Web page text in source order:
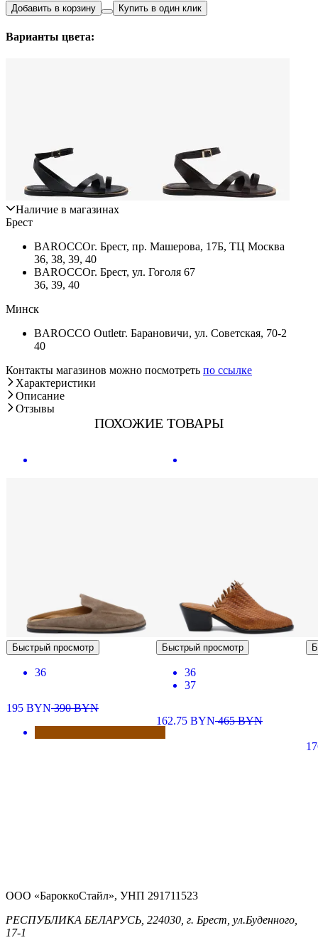
Добавить в корзину Купить в один клик
Варианты цвета:
Наличие в магазинах
Брест
BAROCCOг. Брест, пр. Машерова, 17Б, ТЦ Москва
36, 38, 39, 40
BAROCCOг. Брест, ул. Гоголя 67
36, 39, 40
Минск
BAROCCO Outletг. Барановичи, ул. Советская, 70-2
40
Контакты магазинов можно посмотреть по ссылке
Характеристики
Описание
Отзывы
ПОХОЖИЕ ТОВАРЫ
Быстрый просмотр
36
195 BYN390BYN
Быстрый просмотр
36
37
162.75 BYN465BYN
ООО «БароккоСтайл», УНП 291711523
РЕСПУБЛИКА БЕЛАРУСЬ, 224030, г. Брест, ул.Буденного,
17-1